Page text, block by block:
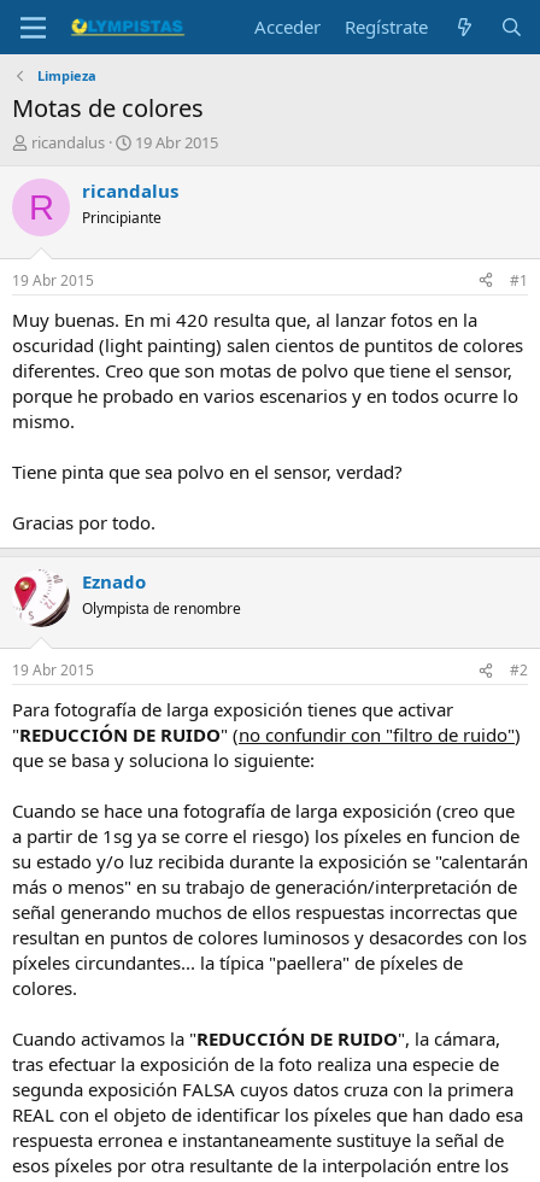
Acceder Regístrate
Limpieza
Motas de colores
I
i
c
a
d
o
r
e
l
t
e
a
ricandalus
F
c
a
i
n
c
i
o
19 Abr 2015
R ricandalus
Principiante
19 Abr 2015 #1
Muy buenas. En mi 420 resulta que, al lanzar fotos en la
oscuridad (light painting) salen cientos de puntitos de colores
diferentes. Creo que son motas de polvo que tiene el sensor,
porque he probado en varios escenarios y en todos ocurre lo
mismo.
Tiene pinta que sea polvo en el sensor, verdad?
Gracias por todo.
Eznado
Olympista de renombre
19 Abr 2015 #2
Para fotografía de larga exposición tienes que activar
"REDUCCIÓN DE RUIDO" (no confundir con "filtro de ruido")
que se basa y soluciona lo siguiente:
Cuando se hace una fotografía de larga exposición (creo que
a partir de 1sg ya se corre el riesgo) los píxeles en funcion de
su estado y/o luz recibida durante la exposición se "calentarán
más o menos" en su trabajo de generación/interpretación de
señal generando muchos de ellos respuestas incorrectas que
resultan en puntos de colores luminosos y desacordes con los
píxeles circundantes... la típica "paellera" de píxeles de
colores.
Cuando activamos la "REDUCCIÓN DE RUIDO", la cámara,
tras efectuar la exposición de la foto realiza una especie de
segunda exposición FALSA cuyos datos cruza con la primera
REAL con el objeto de identificar los píxeles que han dado esa
respuesta erronea e instantaneamente sustituye la señal de
esos píxeles por otra resultante de la interpolación entre los